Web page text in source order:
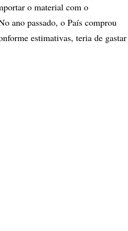
o material com o
ano passado, o País comprou
estimativas, teria de gastar